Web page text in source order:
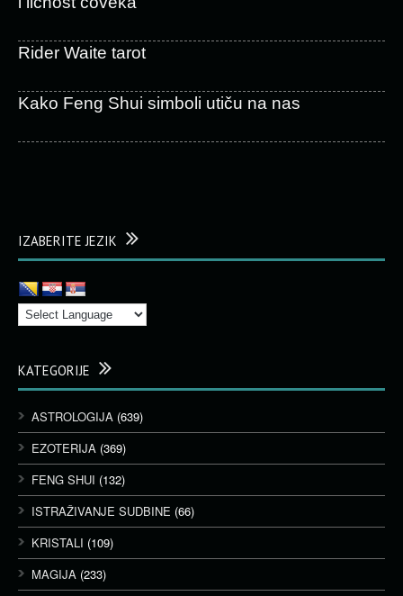
Rider Waite tarot
Kako Feng Shui simboli utiču na nas
IZABERITE JEZIK
KATEGORIJE
ASTROLOGIJA (639)
EZOTERIJA (369)
FENG SHUI (132)
ISTRAŽIVANJE SUDBINE (66)
KRISTALI (109)
MAGIJA (233)